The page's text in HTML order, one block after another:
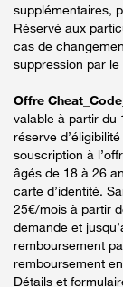
supplémentaires,
Réservé aux
cas de
suppression par
Offre
valable à partir du
réserve
souscription à
âgés de 18 à 26
carte d’identité.
25€/mois à partir
demande et
remboursement
remboursement
Détails et